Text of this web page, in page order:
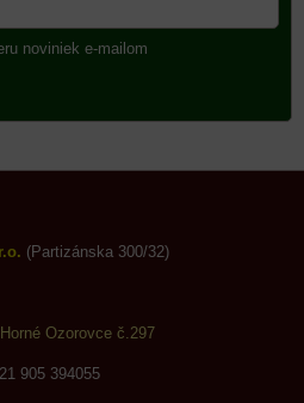
noviniek e-mailom
(Partizánska 300/32)
Ozorovce č.297
905 394055